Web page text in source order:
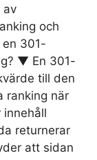
av
och
en 301-
▼ En 301-
till den
ranking när
returnerar
att sidan